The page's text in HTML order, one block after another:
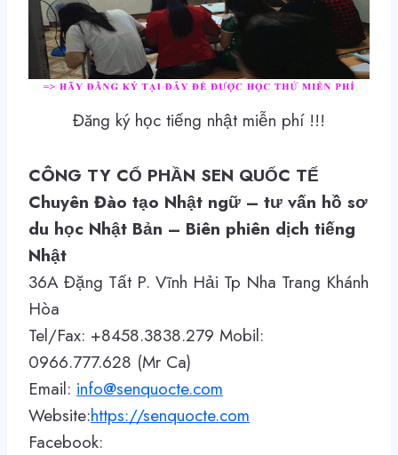
Đăng ký học tiếng nhật miễn phí !!!
CÔNG TY CỔ PHẦN SEN QUỐC TẾ
Chuyên Đào tạo Nhật ngữ – tư vấn hồ sơ
du học Nhật Bản – Biên phiên dịch tiếng
Nhật
36A Đặng Tất P. Vĩnh Hải Tp Nha Trang Khánh
Hòa
Tel/Fax: +8458.3838.279 Mobil:
0966.777.628 (Mr Ca)
Email: info@senquocte.com
Website:https://senquocte.com
Facebook: